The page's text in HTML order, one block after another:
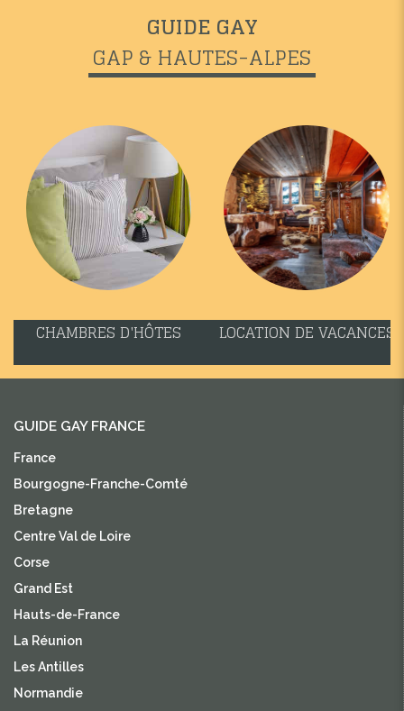
GUIDE GAY
GAP & HAUTES-ALPES
CHAMBRES D'HÔTES LOCATION DE VACANCES
GUIDE GAY FRANCE
France
Bourgogne-Franche-Comté
Bretagne
Centre Val de Loire
Corse
Grand Est
Hauts-de-France
La Réunion
Les Antilles
Normandie